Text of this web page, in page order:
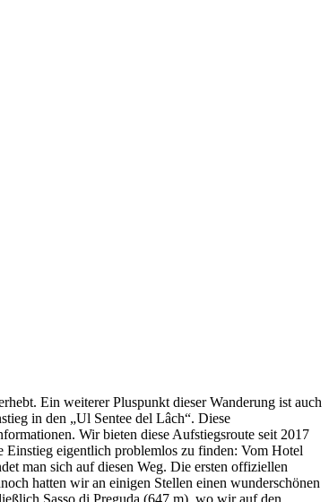
Ein weiterer Pluspunkt dieser Wanderung ist auch
in den „Ul Sentee del Lâch“. Diese
Wir bieten diese Aufstiegsroute seit 2017
Einstieg eigentlich problemlos zu finden: Vom Hotel
man sich auf diesen Weg. Die ersten offiziellen
hatten wir an einigen Stellen einen wunderschönen